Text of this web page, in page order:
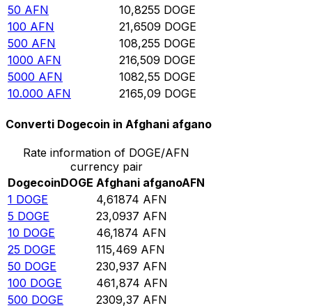
50 AFN 10,8255 DOGE
100 AFN 21,6509 DOGE
500 AFN 108,255 DOGE
1000 AFN 216,509 DOGE
5000 AFN 1082,55 DOGE
10.000 AFN 2165,09 DOGE
Converti Dogecoin in Afghani afgano
Rate information of DOGE/AFN
currency pair
DogecoinDOGE Afghani afganoAFN
1 DOGE 4,61874 AFN
5 DOGE 23,0937 AFN
10 DOGE 46,1874 AFN
25 DOGE 115,469 AFN
50 DOGE 230,937 AFN
100 DOGE 461,874 AFN
500 DOGE 2309,37 AFN